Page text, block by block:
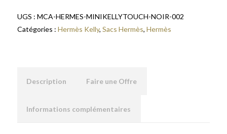
UGS : MCA-HERMES-MINIKELLYTOUCH-NOIR-002
Catégories : Hermès Kelly, Sacs Hermès, Hermès
Description Faire une Offre
Informations complémentaires